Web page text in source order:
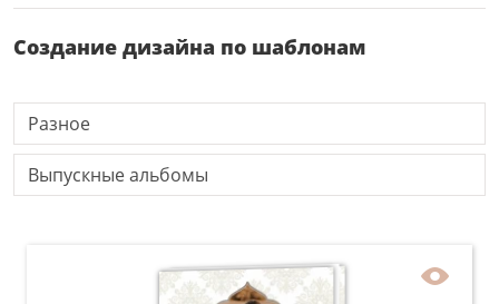
Создание дизайна по шаблонам
Разное
Выпускные альбомы